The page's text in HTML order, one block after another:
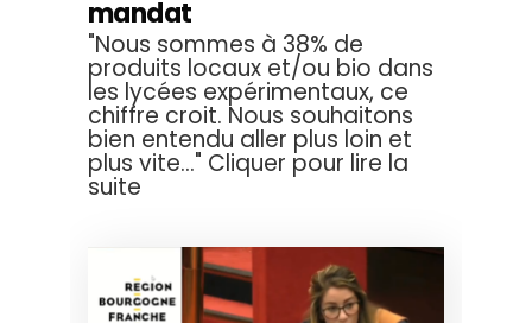
mandat
"Nous sommes à 38% de
produits locaux et/ou bio dans
les lycées expérimentaux, ce
chiffre croit. Nous souhaitons
bien entendu aller plus loin et
plus vite..." Cliquer pour lire la
suite